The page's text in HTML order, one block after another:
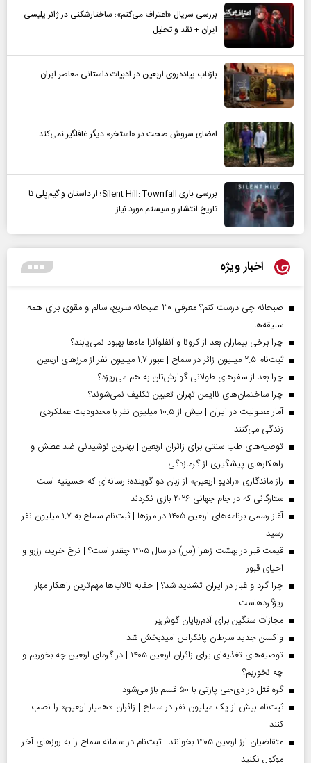
بررسی سریال «اعتراف می‌کنم»؛ ساختارشکنی در ژانر پلیسی
ایران + نقد و تحلیل
بازتاب پیاده‌روی اربعین در ادبیات داستانی معاصر ایران
امضای سروش صحت در «استخر» دیگر غافلگیر نمی‌کند
بررسی بازی Silent Hill: Townfall؛ از داستان و گیم‌پلی تا
تاریخ انتشار و سیستم مورد نیاز
اخبار ویژه
صبحانه چی درست کنم؟ معرفی ۳۰ صبحانه سریع، سالم و مقوی برای همه
سلیقه‌ها
چرا برخی بیماران بعد از کرونا و آنفلوآنزا ماه‌ها بهبود نمی‌یابند؟
ثبت‌نام ۲.۵ میلیون زائر در سماح | عبور ۱.۷ میلیون نفر از مرز‌های اربعین
چرا بعد از سفرهای طولانی گوارش‌تان به هم می‌ریزد؟
چرا ساختمان‌های ناایمن تهران تعیین تکلیف نمی‌شوند؟
آمار معلولیت در ایران | بیش از ۱۰.۵ میلیون نفر با محدودیت عملکردی
زندگی می‌کنند
توصیه‌های طب سنتی برای زائران اربعین | بهترین نوشیدنی ضد عطش و
راهکارهای پیشگیری از گرمازدگی
راز ماندگاری «رادیو اربعین» از زبان دو گوینده؛ رسانه‌ای که حسینیه است
ستارگانی که در جام جهانی ۲۰۲۶ بازی نکردند
آغاز رسمی برنامه‌های اربعین ۱۴۰۵ در مرز‌ها | ثبت‌نام سماح به ۱.۷ میلیون نفر
رسید
قیمت قبر در بهشت زهرا (س) در سال ۱۴۰۵ چقدر است؟ | نرخ خرید، رزرو و
احیای قبور
چرا گرد و غبار در ایران تشدید شد؟ | حقابه تالاب‌ها مهم‌ترین راهکار مهار
ریزگردهاست
مجازات سنگین برای آدم‌ربایان گوش‌بر
واکسن جدید سرطان پانکراس امیدبخش شد
توصیه‌های تغذیه‌ای برای زائران اربعین ۱۴۰۵ | در گرمای اربعین چه بخوریم و
چه نخوریم؟
گره قتل در دی‌جی پارتی با ۵۰ قسم باز می‌شود
ثبت‌نام بیش از یک میلیون نفر در سماح | زائران «همیار اربعین» را نصب
کنند
متقاضیان ارز اربعین ۱۴۰۵ بخوانند | ثبت‌نام در سامانه سماح را به روز‌های آخر
موکول نکنید